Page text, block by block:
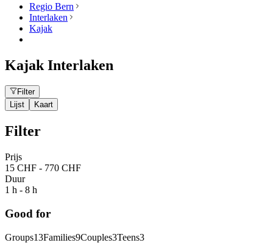
Regio Bern
Interlaken
Kajak
Kajak Interlaken
Filter
Lijst
Kaart
Filter
Prijs
15 CHF - 770 CHF
Duur
1 h - 8 h
Good for
Groups13Families9Couples3Teens3